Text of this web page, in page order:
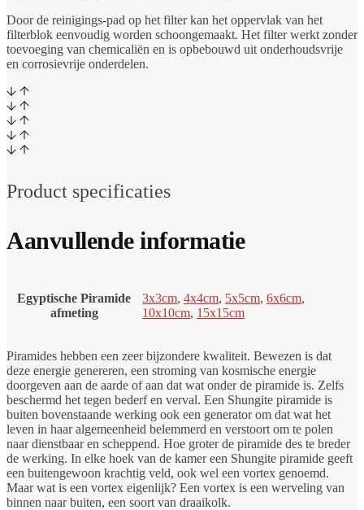
Door de reinigings-pad op het filter kan het oppervlak van het
filterblok eenvoudig worden schoongemaakt. Het filter werkt zonder
toevoeging van chemicaliën en is opbebouwd uit onderhoudsvrije
en corrosievrije onderdelen.
Product specificaties
Aanvullende informatie
Egyptische Piramide
afmeting
3x3cm, 4x4cm, 5x5cm, 6x6cm,
10x10cm, 15x15cm
Piramides hebben een zeer bijzondere kwaliteit. Bewezen is dat
deze energie genereren, een stroming van kosmische energie
doorgeven aan de aarde of aan dat wat onder de piramide is. Zelfs
beschermd het tegen bederf en verval. Een Shungite piramide is
buiten bovenstaande werking ook een generator om dat wat het
leven in haar algemeenheid belemmerd en verstoort om te polen
naar dienstbaar en scheppend. Hoe groter de piramide des te breder
de werking. In elke hoek van de kamer een Shungite piramide geeft
een buitengewoon krachtig veld, ook wel een vortex genoemd.
Maar wat is een vortex eigenlijk? Een vortex is een werveling van
binnen naar buiten, een soort van draaikolk.